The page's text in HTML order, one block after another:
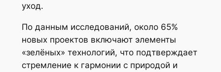
уход.
По данным исследований, около 65%
новых проектов включают элементы
«зелёных» технологий, что подтверждает
стремление к гармонии с природой и